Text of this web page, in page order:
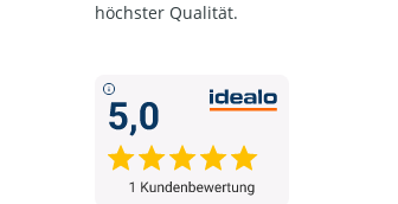
höchster Qualität.